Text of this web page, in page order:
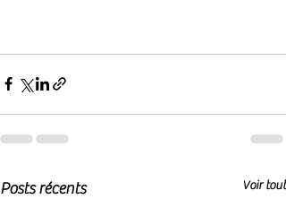
Posts récents Voir tout